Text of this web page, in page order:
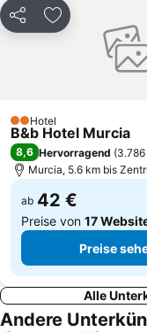
Teilen Zu Favoriten
2 Sterne
Hotel
B&b Hotel Murcia
8,6 Hervorragend (
Murcia, 5.6 km bis
ab 42 €
Preise von 17
Preise
Alle
Andere